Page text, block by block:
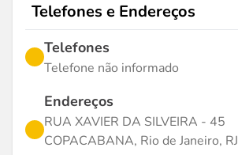
Telefones e Endereços
Telefones
Telefone não informado
Endereços
RUA XAVIER DA SILVEIRA - 45
COPACABANA, Rio de Janeiro, RJ